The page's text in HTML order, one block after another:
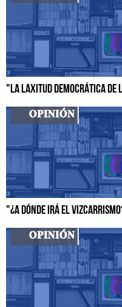
"LA LAXITUD DEMOCRÁTICA DE
"¿A DÓNDE IRÁ EL